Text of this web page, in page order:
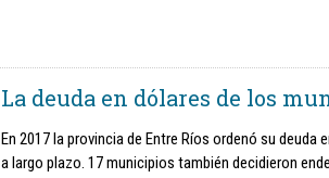
La deuda en dólares de los
En 2017 la provincia de Entre Ríos ordenó su
a largo plazo. 17 municipios también decidieron